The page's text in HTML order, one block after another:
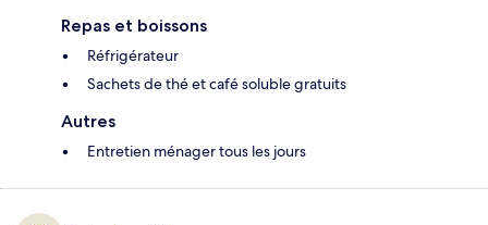
Repas et boissons
Réfrigérateur
Sachets de thé et café soluble gratuits
Autres
Entretien ménager tous les jours